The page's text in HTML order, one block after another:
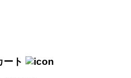
ート